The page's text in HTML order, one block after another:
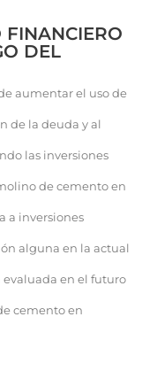
DEL
aumentar el uso de
de la deuda y al
las inversiones
de cemento en
a inversiones
alguna en la actual
evaluada en el futuro
cemento en